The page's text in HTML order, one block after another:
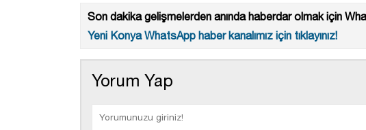
Son dakika gelişmelerden anında haberdar olmak için
Yeni Konya WhatsApp haber kanalımız için tıklayınız!
Yorum Yap